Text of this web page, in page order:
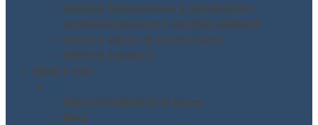
Settore Ristorazione e produzione,
somministrazione e vendita Alimenti
Settore saloni di acconciatori
Settore trasporti
Blog e Info
▼
Approfondimenti in breve
Blog